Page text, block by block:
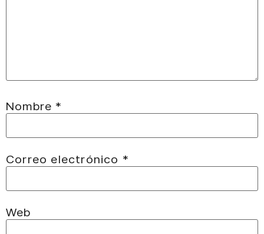
Nombre *
Correo electrónico *
Web